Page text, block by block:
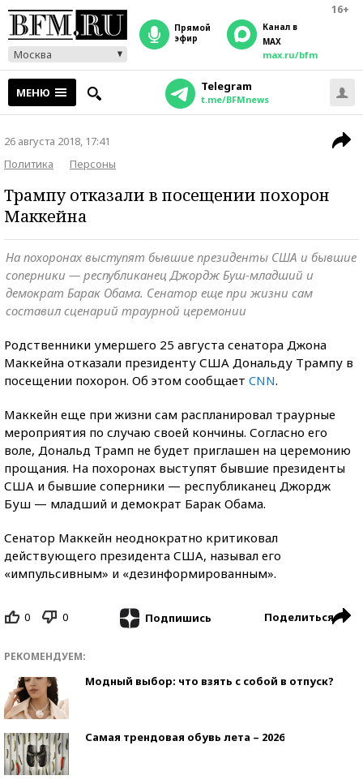
16+
Москва
прямой
эфир
Канал в
MAX
max.ru/bfm
МЕНЮ Telegram
t.me/BFMnews
26 августа 2018, 17:41
Политика
Персоны
Трампу отказали в посещении похорон
Маккейна
На похоронах выступят бывшие президенты США и бывшие
соперники — республиканец Джордж Буш-младший и
демократ Барак Обама. Сенатор еще при жизни сам
составил сценарий траурной церемонии
Родственники умершего 25 августа сенатора Джона
Маккейна отказали президенту США Дональду Трампу в
посещении похорон. Об этом сообщает CNN.
Маккейн еще при жизни сам распланировал траурные
мероприятия по случаю своей кончины. Согласно его
воле, Дональд Трамп не будет приглашен на церемонию
прощания. На похоронах выступят бывшие президенты
США и бывшие соперники — республиканец Джордж
Буш — младший и демократ Барак Обама.
Сенатор Маккейн неоднократно критиковал
действующего президента США, называл его
«импульсивным» и «дезинформированным».
0 0 Подпишись Поделиться
РЕКОМЕНДУЕМ:
Модный выбор: что взять с собой в отпуск?
Самая трендовая обувь лета – 2026